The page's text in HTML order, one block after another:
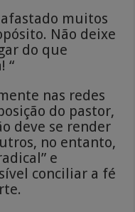
muitos
Não deixe
do que
“
nas redes
do pastor,
deve se render
no entanto,
e
conciliar a fé